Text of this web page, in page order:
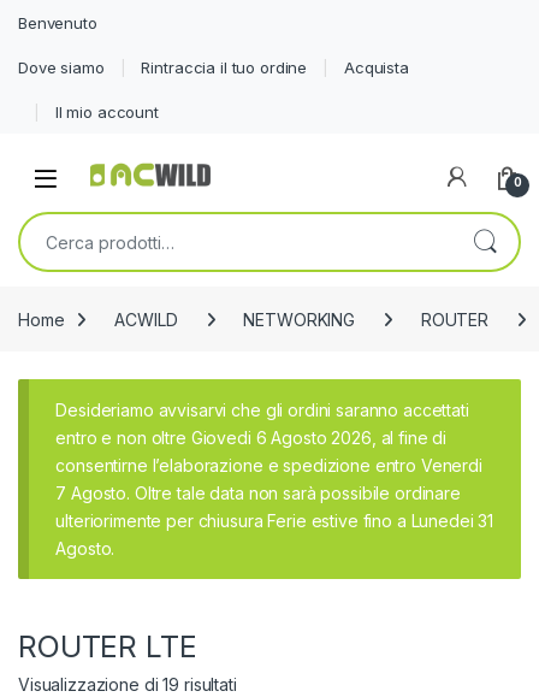
Benvenuto
Dove siamo Rintraccia il tuo ordine Acquista
Il mio account
0
Cerca:
Home ACWILD NETWORKING ROUTER
Desideriamo avvisarvi che gli ordini saranno accettati
entro e non oltre Giovedi 6 Agosto 2026, al fine di
consentirne l’elaborazione e spedizione entro Venerdi
7 Agosto. Oltre tale data non sarà possibile ordinare
ulteriorimente per chiusura Ferie estive fino a Lunedei 31
Agosto.
ROUTER LTE
Visualizzazione di 19 risultati